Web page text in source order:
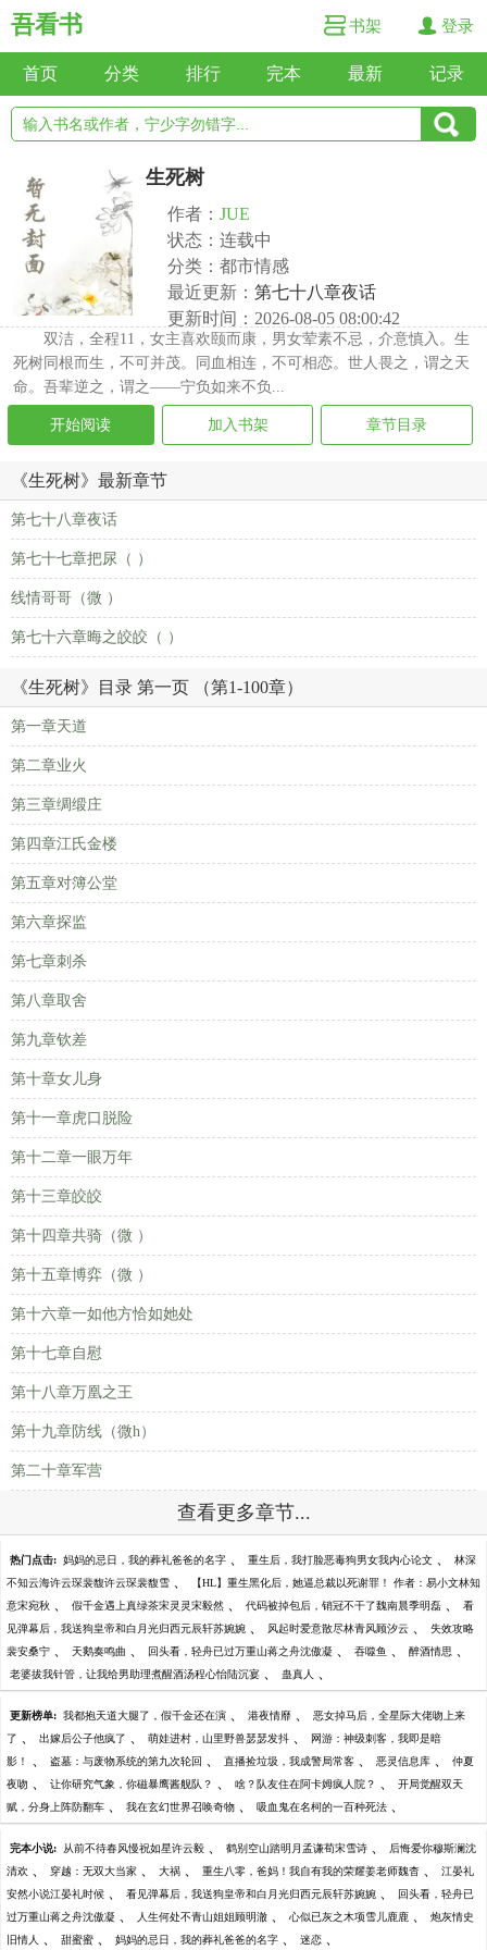
吾看书 书架 登录
首页 分类 排行 完本 最新 记录
生死树
作者： JUE
状态：连载中
分类：都市情感
最近更新： 第七十八章夜话
更新时间：2026-08-05 08:00:42
双洁，全程11，女主喜欢颐而康，男女荤素不忌，介意慎入。生
死树同根而生，不可并茂。同血相连，不可相恋。世人畏之，谓之天
命。吾辈逆之，谓之——宁负如来不负...
开始阅读 加入书架 章节目录
《生死树》最新章节
第七十八章夜话
第七十七章把尿（ ）
线情哥哥（微 ）
第七十六章晦之皎皎（ ）
《生死树》目录 第一页 （第1-100章）
第一章天道
第二章业火
第三章绸缎庄
第四章江氏金楼
第五章对簿公堂
第六章探监
第七章刺杀
第八章取舍
第九章钦差
第十章女儿身
第十一章虎口脱险
第十二章一眼万年
第十三章皎皎
第十四章共骑（微 ）
第十五章博弈（微 ）
第十六章一如他方恰如她处
第十七章自慰
第十八章万凰之王
第十九章防线（微h）
第二十章军营
查看更多章节...
热门点击: 妈妈的忌日，我的葬礼爸爸的名字 、 重生后，我打脸恶毒狗男女我内心论文 、 林深
不知云海许云琛裴馥许云琛裴馥雪 、 【HL】重生黑化后，她逼总裁以死谢罪！ 作者：易小文林知
意宋宛秋 、 假千金遇上真绿茶宋灵灵宋毅然 、 代码被掉包后，销冠不干了魏南晨季明磊 、 看
见弹幕后，我送狗皇帝和白月光归西元辰轩苏婉婉 、 风起时爱意散尽林青风顾汐云 、 失效攻略
裴安桑宁 、 天鹅奏鸣曲 、 回头看，轻舟已过万重山蒋之舟沈傲凝 、 吞噬鱼 、 醉酒情思 、
老婆拔我针管，让我给男助理煮醒酒汤程心怡陆沉宴 、 蛊真人 、
更新榜单: 我都抱天道大腿了，假千金还在演 、 港夜情靡 、 恶女掉马后，全星际大佬吻上来
了 、 出嫁后公子他疯了 、 萌娃进村，山里野兽瑟瑟发抖 、 网游：神级刺客，我即是暗
影！ 、 盗墓：与废物系统的第九次轮回 、 直播捡垃圾，我成警局常客 、 恶灵信息库 、 仲夏
夜吻 、 让你研究气象，你磁暴鹰酱舰队？ 、 啥？队友住在阿卡姆疯人院？ 、 开局觉醒双天
赋，分身上阵防翻车 、 我在玄幻世界召唤奇物 、 吸血鬼在名柯的一百种死法 、
完本小说: 从前不待春风慢祝如星许云毅 、 鹤别空山踏明月孟谦荀宋雪诗 、 后悔爱你穆斯澜沈
清欢 、 穿越：无双大当家 、 大祸 、 重生八零，爸妈！我自有我的荣耀姜老师魏杳 、 江晏礼
安然小说江晏礼时候 、 看见弹幕后，我送狗皇帝和白月光归西元辰轩苏婉婉 、 回头看，轻舟已
过万重山蒋之舟沈傲凝 、 人生何处不青山姐姐顾明澈 、 心似已灰之木项雪儿鹿鹿 、 炮灰情史
旧情人 、 甜蜜蜜 、 妈妈的忌日，我的葬礼爸爸的名字 、 迷恋 、